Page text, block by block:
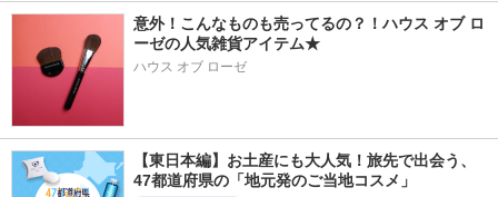
意外！こんなものも売ってるの？！ハウス オブ ロ
ーゼの人気雑貨アイテム★
ハウス オブ ローゼ
【東日本編】お土産にも大人気！旅先で出会う、
47都道府県の「地元発のご当地コスメ」